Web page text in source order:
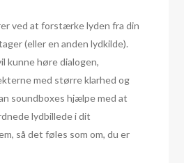
ved at forstærke lyden fra din
(eller en anden lydkilde).
kunne høre dialogen,
med større klarhed og
soundboxes hjælpe med at
lydbillede i dit
så det føles som om, du er